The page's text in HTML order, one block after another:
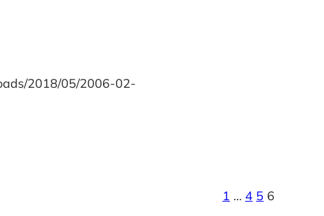
2018/05/2006-02-
1 … 4 5 6